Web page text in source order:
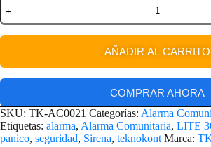
AÑADIR AL CARRITO
COMPRAR AHORA
SKU: TK-AC0021 Categorías: Alarma
Etiquetas: alarma, Alarma Comunitaria, LITE
panico, seguridad, Sirena, teknokont Marca: